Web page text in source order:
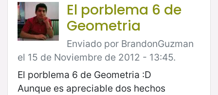
El porblema 6 de
Geometria
Enviado por BrandonGuzman
el 15 de Noviembre de 2012 - 13:45.
El porblema 6 de Geometria :D
Aunque es apreciable dos hechos